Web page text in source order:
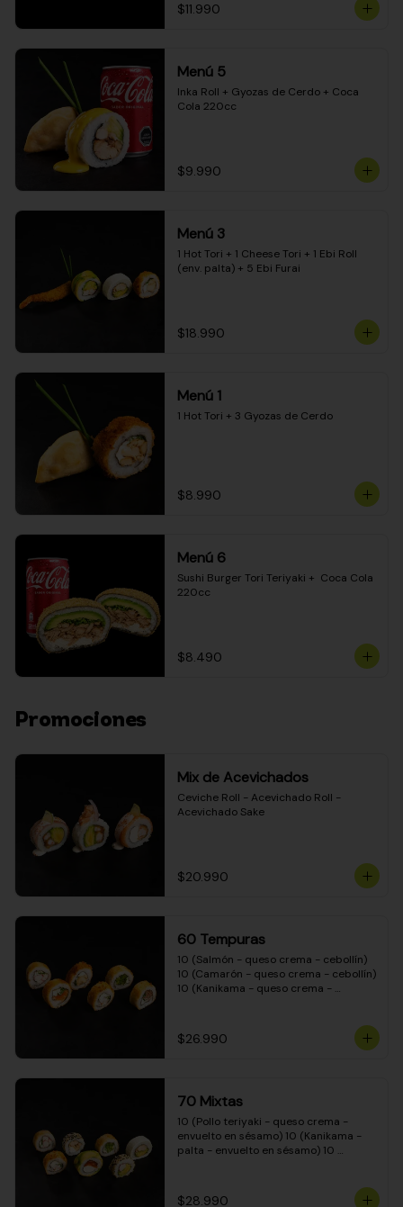
$11.990
Menú 5
Inka Roll + Gyozas de Cerdo + Coca
Cola 220cc
$9.990
Menú 3
1 Hot Tori + 1 Cheese Tori + 1 Ebi Roll
(env. palta) + 5 Ebi Furai
$18.990
Menú 1
1 Hot Tori + 3 Gyozas de Cerdo
$8.990
Menú 6
Sushi Burger Tori Teriyaki +  Coca Cola
220cc
$8.490
Promociones
Mix de Acevichados
Ceviche Roll - Acevichado Roll -
Acevichado Sake
$20.990
60 Tempuras
10 (Salmón - queso crema - cebollín)
10 (Camarón - queso crema - cebollín)
10 (Kanikama - queso crema -
crema - cebollín) 10 (Carne - queso
crema - cebollín)
$26.990
70 Mixtas
10 (Pollo teriyaki - queso crema -
envuelto en sésamo) 10 (Kanikama -
palta - envuelto en sésamo) 10
- envuelto en queso crema) 10
$28.990